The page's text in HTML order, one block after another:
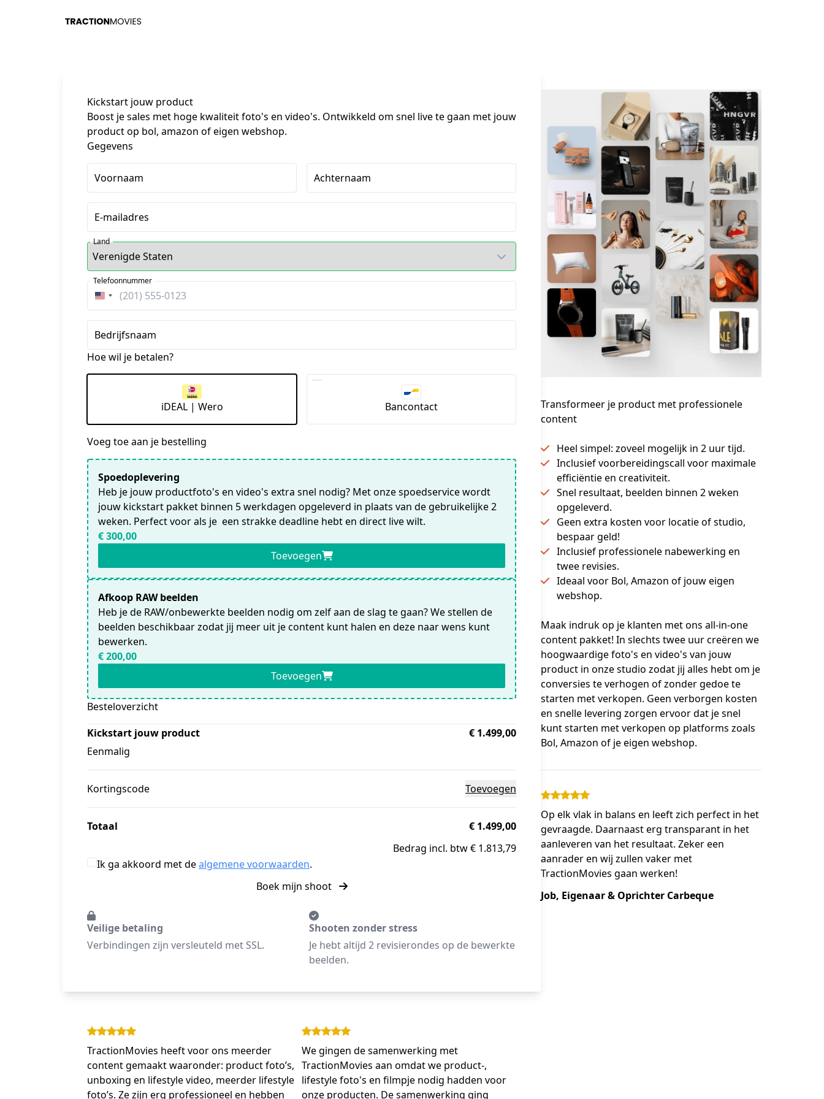
Transformeer je product met professionele
content
Heel simpel: zoveel mogelijk in 2 uur tijd.
Inclusief voorbereidingscall voor maximale
efficiëntie en creativiteit.
Snel resultaat, beelden binnen 2 weken
opgeleverd.
Geen extra kosten voor locatie of studio,
bespaar geld!
Inclusief professionele nabewerking en
twee revisies.
Ideaal voor Bol, Amazon of jouw eigen
webshop.
Maak indruk op je klanten met ons all-in-one
content pakket! In slechts twee uur creëren we
hoogwaardige foto's en video's van jouw
product in onze studio zodat jij alles hebt om je
conversies te verhogen of zonder gedoe te
starten met verkopen. Geen verborgen kosten
en snelle levering zorgen ervoor dat je snel
kunt starten met verkopen op platforms zoals
Bol, Amazon of je eigen webshop.
Op elk vlak in balans en leeft zich perfect in het
gevraagde. Daarnaast erg transparant in het
aanleveren van het resultaat. Zeker een
aanrader en wij zullen vaker met
TractionMovies gaan werken!
Job, Eigenaar & Oprichter Carbeque
Kickstart jouw product
Boost je sales met hoge kwaliteit foto's en video's. Ontwikkeld om snel live te gaan met jouw
product op bol, amazon of eigen webshop.
Gegevens
Voornaam Achternaam
E-mailadres
Land
Verenigde
Staten
+1
Telefoonnummer
Bedrijfsnaam
Hoe wil je betalen?
iDEAL | Wero Bancontact
Voeg toe aan je bestelling
Spoedoplevering
Heb je jouw productfoto's en video's extra snel nodig? Met onze spoedservice wordt
jouw kickstart pakket binnen 5 werkdagen opgeleverd in plaats van de gebruikelijke 2
weken. Perfect voor als je een strakke deadline hebt en direct live wilt.
€ 300,00
Toevoegen
Afkoop RAW beelden
Heb je de RAW/onbewerkte beelden nodig om zelf aan de slag te gaan? We stellen de
beelden beschikbaar zodat jij meer uit je content kunt halen en deze naar wens kunt
bewerken.
€ 200,00
Toevoegen
Besteloverzicht
Kickstart jouw product
Eenmalig
€ 1.499,00
Kortingscode Toevoegen
Totaal
€ 1.499,00
Bedrag incl. btw € 1.813,79
Ik ga akkoord met dealgemene voorwaarden.
Boek mijn shoot
Veilige betaling
Verbindingen zijn versleuteld met SSL.
Shooten zonder stress
Je hebt altijd 2 revisierondes op de bewerkte
beelden.
TractionMovies heeft voor ons meerder
content gemaakt waaronder: product foto’s,
unboxing en lifestyle video, meerder lifestyle
foto’s. Ze zijn erg professioneel en hebben
We gingen de samenwerking met
TractionMovies aan omdat we product-,
lifestyle foto's en filmpje nodig hadden voor
onze producten. De samenwerking ging